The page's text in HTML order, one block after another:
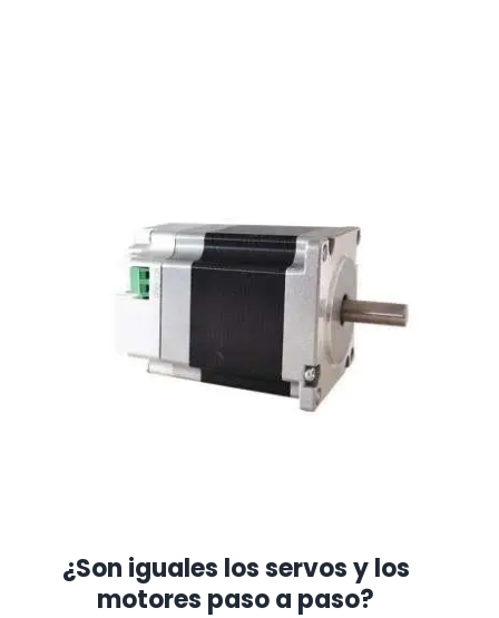
¿Son iguales los servos y los
motores paso a paso?